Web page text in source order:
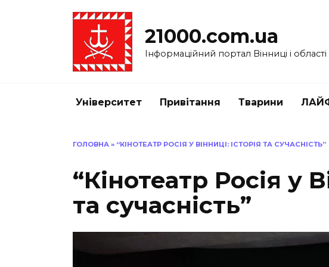
21000.com.ua
Інформаційний портал Вінниці і області
Університет Привітання Тварини
ГОЛОВНА » “КІНОТЕАТР РОСІЯ У ВІННИЦІ: ІСТОРІЯ ТА СУЧАСНІСТЬ”
“Кінотеатр Росія у
та сучасність”